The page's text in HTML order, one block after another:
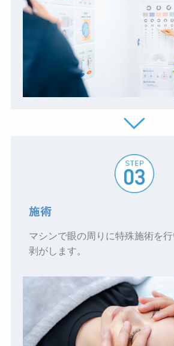
施術
マシンで眼の周りに特殊施術を
剥がします。